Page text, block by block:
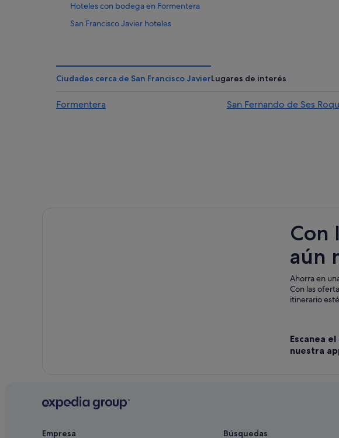
Hoteles con bodega en Formentera
San Francisco Javier hoteles
Hoteles con casino en Formentera
Hoteles ecológicos en Formentera
Ciudades cerca de San Francisco JavierLugares de interés
Formentera San Fernando de Ses
Con
aún
Ahorra en
Con las
itinerario
Escanea
nuestra
Empresa Búsquedas